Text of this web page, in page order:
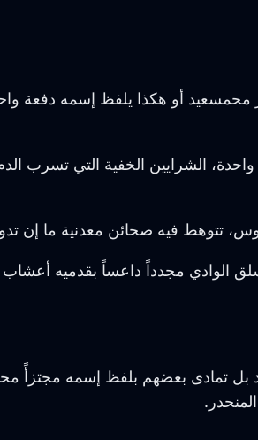
أو هكذا يلفظ إسمه دفعة
الشرايين الخفية التي تسرب
تتوهط فيه صحائن معدنية ما إن
الوادي مجدداً داعساً بقدميه
تمادى بعضهم بلفظ إسمه مجتزأً